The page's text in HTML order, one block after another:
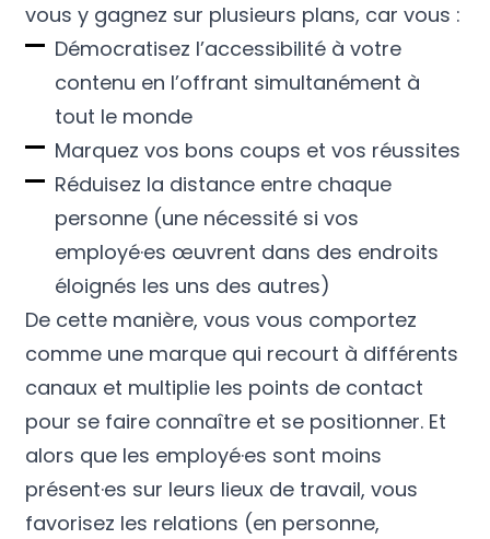
vous y gagnez sur plusieurs plans, car vous :
Démocratisez l’accessibilité à votre
contenu en l’offrant simultanément à
tout le monde
Marquez vos bons coups et vos réussites
Réduisez la distance entre chaque
personne (une nécessité si vos
employé·es œuvrent dans des endroits
éloignés les uns des autres)
De cette manière, vous vous comportez
comme une marque qui recourt à différents
canaux et multiplie les points de contact
pour se faire connaître et se positionner. Et
alors que les employé·es sont moins
présent·es sur leurs lieux de travail, vous
favorisez les relations (en personne,